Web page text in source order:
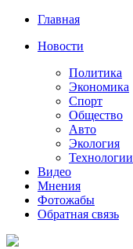
Главная
Новости
Политика
Экономика
Спорт
Общество
Авто
Экология
Технологии
Видео
Мнения
Фотожабы
Обратная связь